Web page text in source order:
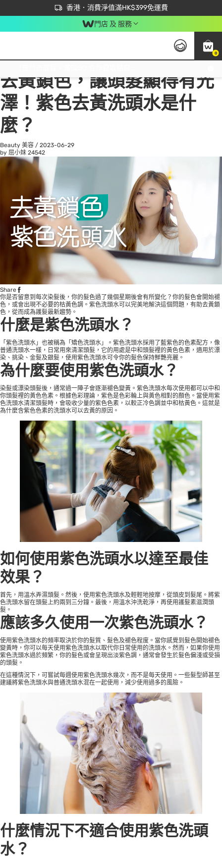
香港．消費淨值滿HK$399免運費
立即成為易賞錢會員盡享獨家優惠
首次APP下單買滿$450 輸入 NEWAPP 即減$50
門店 及 服務
0
All
去黃鎖色，讓頭髮顯得有光
澤！紫色去黃洗頭水是什
麼？
Beauty 美容 / 2023-06-29
by 屈小妹 24542
Share
你是否留意到每次染髮後，你的髮色過了幾個星期後會有所變化？你的髮色會開始褪
色，或會出現不必要的枯黃色調。紫色洗頭水可以完美地解決這個問題，有助去黃鎖
色，從而成為護髮最新趨勢。
什麼是紫色洗頭水？
「紫色洗頭水」也被稱為「矯色洗頭水」。紫色洗頭水採用了藍紫色的色素配方，像
普通洗頭水一樣，日常用來清潔頭髮，它的用處是中和頭髮裡的黃色色素，適用於漂
染、挑染、金髮及銀髮，使用紫色洗頭水可令你的髮色保持鮮艷亮麗。
為什麼要使用紫色洗頭水？
染髮或漂染頭髮後，通常過一陣子會逐漸褪色變黃。紫色洗頭水每次使用都可以中和
你頭髮裡的黃色色素。根據色彩理論，紫色是色彩輪上與黃色相對的顏色。當使用紫
色洗頭水清潔頭髮時，會吸收少量的紫色色素，以較正冷色調並中和枯黃色。這就是
為什麼含紫色色素的洗頭水可以去黃的原因。
如何使用紫色洗頭水以達至最佳
效果？
首先，用溫水弄濕頭髮。然後，使用紫色洗頭水及輕輕地按摩，從頭皮到髮尾。將紫
色洗頭水留在頭髮上約兩到三分鐘。最後，用溫水沖洗乾淨，再使用護髮素滋潤頭
髮。
應該多久使用一次紫色洗頭水？
使用紫色洗頭水的頻率取決於你的髮質、髮色及褪色程度。當你感覺到髮色開始褪色
變黃時，你可以每天使用紫色洗頭水以取代你日常使用的洗頭水。然而，如果你使用
紫色洗頭水過於頻繁，你的髮色或會呈現出淡紫色調，通常會發生於髮色偏淺或受損
的頭髮。
在這種情況下，可嘗試每週使用紫色洗頭水幾次，而不是每天使用。一些髮型師甚至
建議將紫色洗頭水與普通洗頭水混在一起使用，減少使用過多的風險。
什麼情況下不適合使用紫色洗頭
水？